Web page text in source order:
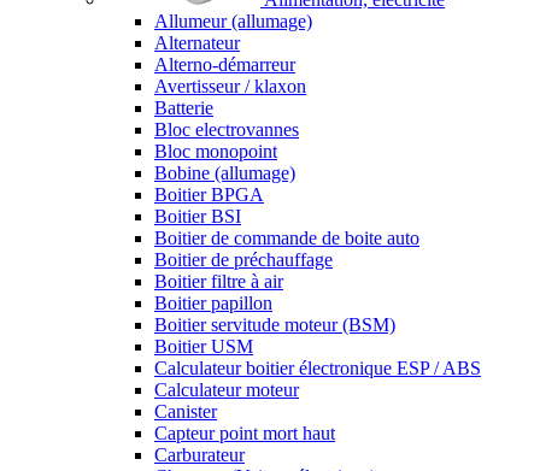
Allumeur (allumage)
Alternateur
Alterno-démarreur
Avertisseur / klaxon
Batterie
Bloc electrovannes
Bloc monopoint
Bobine (allumage)
Boitier BPGA
Boitier BSI
Boitier de commande de boite auto
Boitier de préchauffage
Boitier filtre à air
Boitier papillon
Boitier servitude moteur (BSM)
Boitier USM
Calculateur boitier électronique ESP / ABS
Calculateur moteur
Canister
Capteur point mort haut
Carburateur